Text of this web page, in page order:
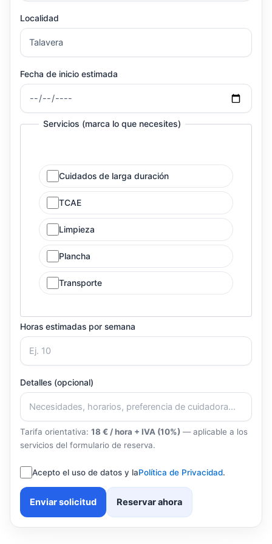
Localidad
Fecha de inicio estimada
Servicios (marca lo que necesites)
Cuidados de larga duración
TCAE
Limpieza
Plancha
Transporte
Horas estimadas por semana
Detalles (opcional)
Tarifa orientativa: 18 € / hora + IVA (10%) — aplicable a los
servicios del formulario de reserva.
Acepto el uso de datos y laPolítica de Privacidad.
Enviar solicitud Reservar ahora